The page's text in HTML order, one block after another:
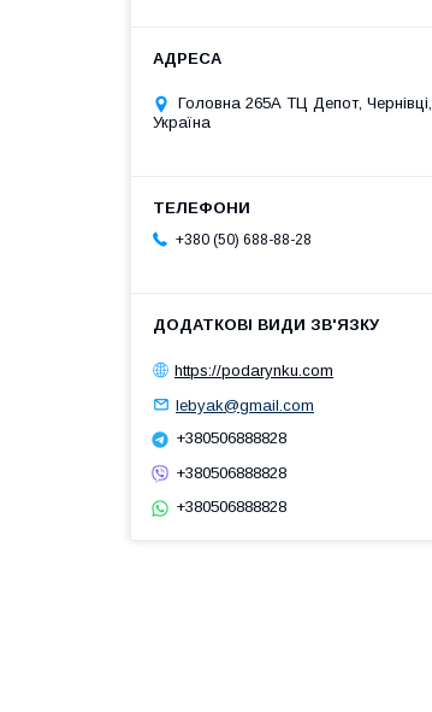
Головна 265А ТЦ Депот, Чернівці,
Україна
+380 (50) 688-88-28
https://podarynku.com
lebyak@gmail.com
+380506888828
+380506888828
+380506888828